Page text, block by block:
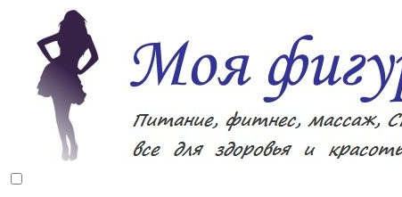
Моя фигура
Как похудеть в домашних условиях. Массаж, диеты,